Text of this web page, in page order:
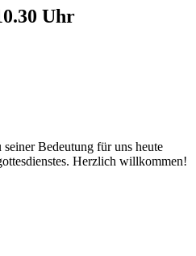
Uhr
Bedeutung für uns heute
Herzlich willkommen!